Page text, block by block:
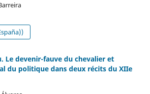
Le devenir-fauve du chevalier et
du politique dans deux récits du XIIe